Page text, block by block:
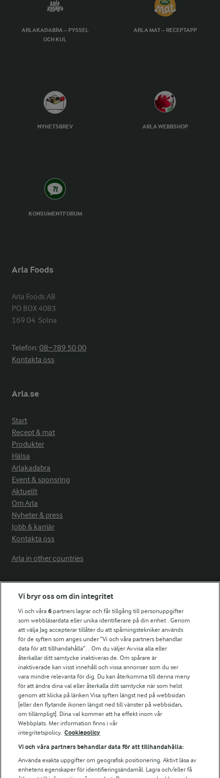
ARLAKADABRA – PYSSEL
OCH KUL
ARLA MAT – RECEPTAPP
NYHETSBREV ARLA WEBBSHOP
KONSUMENTFORUM
Arla Foods
Arla Foods AB
PO BOX 4083
169 04  Solna
Telefon:08−789 50 00
Kontakta oss
Arla.se
Start
Recept & mat
Produkter
Hälsa
Arlakadabra
Event & sponsring
Aktuellt
Om Arla
Nyheter & press
Jobb & karriär
Kontakta oss
Arla in other countries
Fler Arlasajter
För ägare
Arlas kundportal
Arla.com
Falbygdens Ost
Arla webbshop
Bildbank
Följ oss
Vi bryr oss om din integritet
Vi och våra6 partners lagrar och får tillgång till personuppgifter
som webbläsardata eller unika identifierare på din enhet . Genom
att välja Jag accepterar tillåter du att spårningstekniker används
för de syften som anges under ”Vi och våra partners behandlar
data för att tillhandahålla”. . Om du väljer Avvisa alla eller
återkallar ditt samtycke inaktiveras de. Om spårare är
inaktiverade kan visst innehåll och vissa annonser som du ser
vara mindre relevanta för dig. Du kan återkomma till denna meny
för att ändra dina val eller återkalla ditt samtycke när som helst
genom att klicka på länken Visa syften längst ned på webbsidan
[eller den flytande ikonen längst ned till vänster på webbsidan,
om tillämpligt]. Dina val kommer att ha effekt inom vår
Webbplats. Mer information finns i vår
integritetspolicy. Cookiepolicy
Vi och våra partners behandlar data för att tillhandahålla:
Använda exakta uppgifter om geografisk positionering. Aktivt läsa av
enhetens egenskaper för identifieringsändamål. Lagra och/eller få